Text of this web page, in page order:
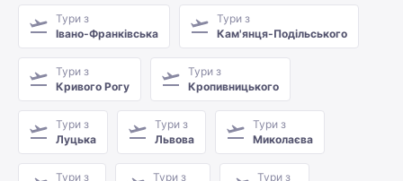
Тури з
Івано-Франківська
Тури з
Кам'янця-Подільського
Тури з
Кривого Рогу
Тури з
Кропивницького
Тури з
Луцька
Тури з
Львова
Тури з
Миколаєва
Тури з
Тури з
Тури з